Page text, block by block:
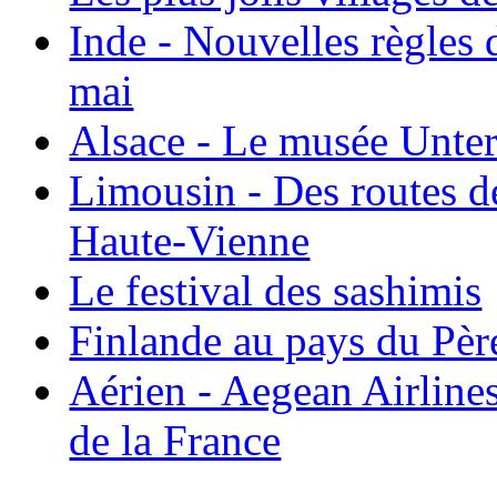
Inde - Nouvelles règles
mai
Alsace - Le musée
Limousin - Des routes
Haute-Vienne
Le festival des sashimis
Finlande au pays du
Aérien - Aegean
de la France